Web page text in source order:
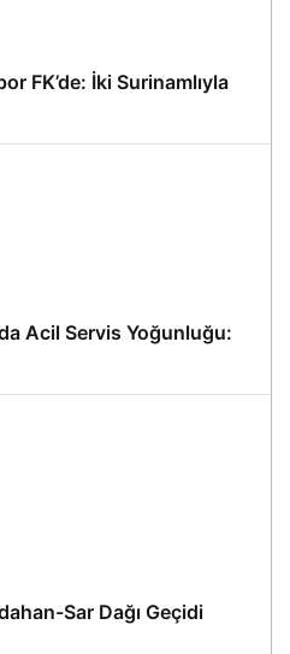
FK’de: İki Surinamlıyla
Acil Servis Yoğunluğu:
Sar Dağı Geçidi